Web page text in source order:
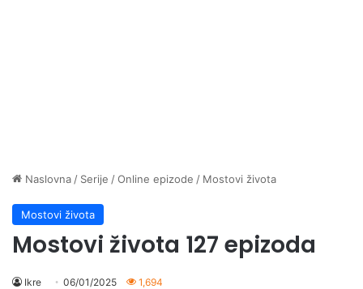
Naslovna / Serije /Online epizode / Mostovi života
Mostovi života
Mostovi života 127 epizoda
Ikre 06/01/2025 1,694